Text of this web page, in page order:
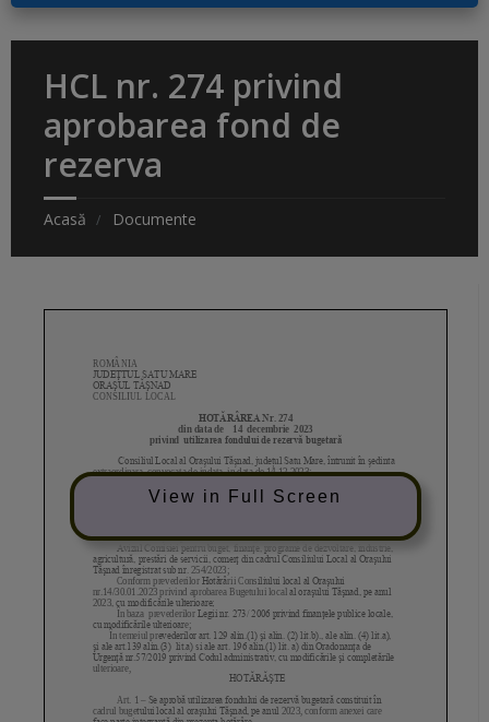
HCL nr. 274 privind
aprobarea fond de
rezerva
Acasă Documente
View in Full Screen